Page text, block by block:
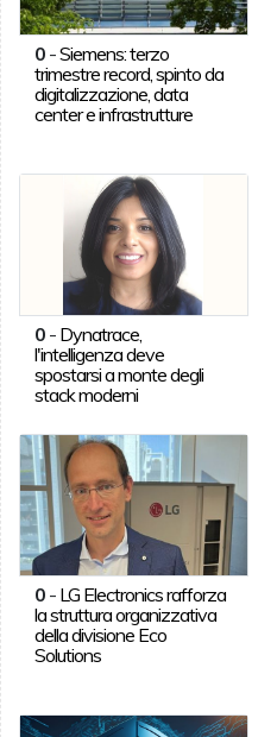
0-Siemens: terzo
trimestre record, spinto da
digitalizzazione, data
center e infrastrutture
0- Dynatrace,
l'intelligenza deve
spostarsi a monte degli
stack moderni
0- LG Electronics rafforza
la struttura organizzativa
della divisione Eco
Solutions